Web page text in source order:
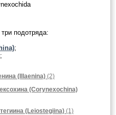
подотряда:
;
;
(Illaenina) (2)
(Corynexochina)
(Leiostegiina) (1)